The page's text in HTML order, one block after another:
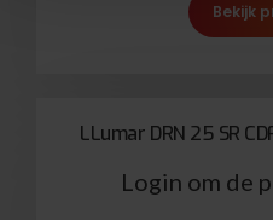
Bekijk
LLumar DRN 25 SR
Login om de